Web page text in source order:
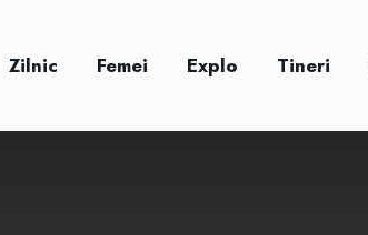
Zilnic Femei Explo Tineri